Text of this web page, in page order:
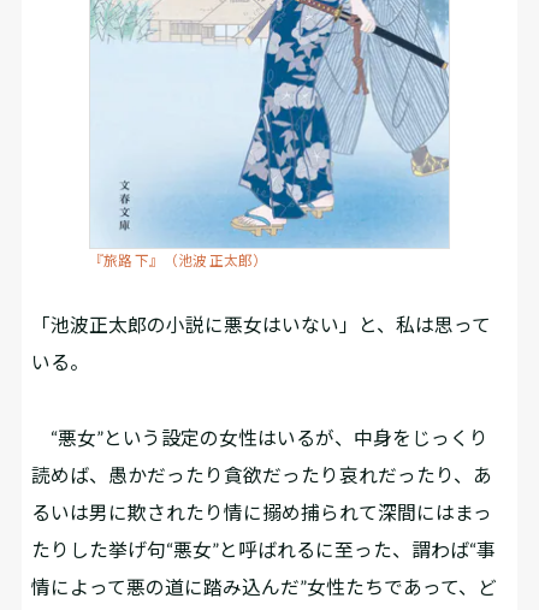
『旅路 下』（池波 正太郎）
「池波正太郎の小説に悪女はいない」と、私は思って
いる。
“悪女”という設定の女性はいるが、中身をじっくり
読めば、愚かだったり貪欲だったり哀れだったり、あ
るいは男に欺されたり情に搦め捕られて深間にはまっ
たりした挙げ句“悪女”と呼ばれるに至った、謂わば“事
情によって悪の道に踏み込んだ”女性たちであって、ど